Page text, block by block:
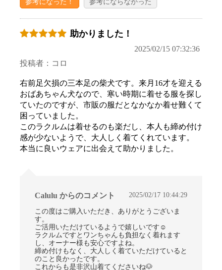
参考になった！ 参考にならなかった
助かりました！
2025/02/15 07:32:36
投稿者：コロ
右前足欠損の三本足の柴犬です。来月16才を迎える
おばあちゃん犬なので、寒い時期に着せる服を探し
ていたのですが、市販の服だとなかなか着せ難くて
困っていました。
このラクルムは着せるのも楽だし、本人も締め付け
感が少ないようで、大人しく着てくれています。
本当に良いウェアに出会えて助かりました。
Calulu からのコメント 2025/02/17 10:44:29
この度はご購入いただき、ありがとうございま
す。
ご活用いただけているようで嬉しいです☺
ラクルムですとワンちゃんも負担なく着れます
し、オーナー様も安心ですよね。
締め付けもなく、大人しく着ていただけていると
のこと良かったです。
これからも是非沢山着てくださいね🐶